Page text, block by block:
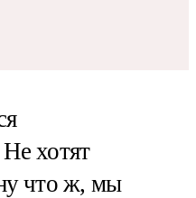
хотят
что ж, мы